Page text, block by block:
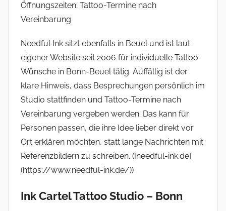
Öffnungszeiten; Tattoo-Termine nach
Vereinbarung
Needful Ink sitzt ebenfalls in Beuel und ist laut
eigener Website seit 2006 für individuelle Tattoo-
Wünsche in Bonn-Beuel tätig. Auffällig ist der
klare Hinweis, dass Besprechungen persönlich im
Studio stattfinden und Tattoo-Termine nach
Vereinbarung vergeben werden. Das kann für
Personen passen, die ihre Idee lieber direkt vor
Ort erklären möchten, statt lange Nachrichten mit
Referenzbildern zu schreiben. ([needful-ink.de]
(https://www.needful-ink.de/))
Ink Cartel Tattoo Studio – Bonn